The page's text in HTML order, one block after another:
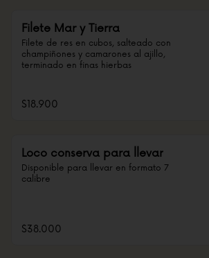
Filete Mar y Tierra
Filete de res en cubos, salteado con
champiñones y camarones al ajillo,
terminado en finas hierbas
$18.900
Loco conserva para llevar
Disponible para llevar en formato 7
calibre
$38.000